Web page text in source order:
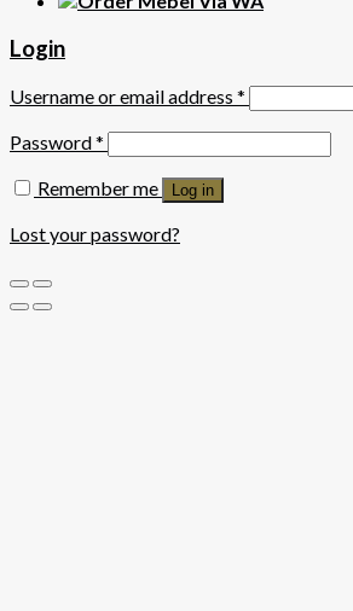
Login
Username or email address *
Password*
Remember me
Log in
Lost your password?